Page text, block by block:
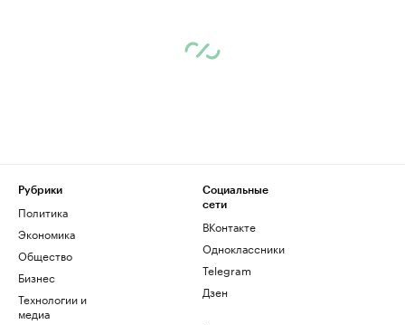
Рубрики
Политика
Экономика
Общество
Бизнес
Технологии и
медиа
Социальные
сети
ВКонтакте
Одноклассники
Telegram
Дзен